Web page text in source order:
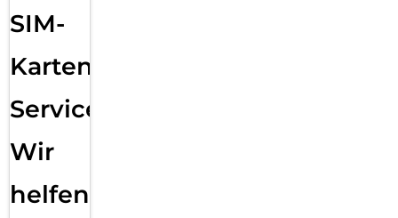
SIM-
Karten
Service:
Wir
helfen